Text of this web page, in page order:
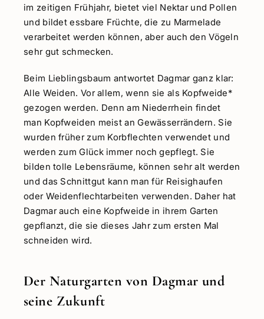
im zeitigen Frühjahr, bietet viel Nektar und Pollen
und bildet essbare Früchte, die zu Marmelade
verarbeitet werden können, aber auch den Vögeln
sehr gut schmecken.
Beim Lieblingsbaum antwortet Dagmar ganz klar:
Alle Weiden. Vor allem, wenn sie als Kopfweide*
gezogen werden. Denn am Niederrhein findet
man Kopfweiden meist an Gewässerrändern. Sie
wurden früher zum Korbflechten verwendet und
werden zum Glück immer noch gepflegt. Sie
bilden tolle Lebensräume, können sehr alt werden
und das Schnittgut kann man für Reisighaufen
oder Weidenflechtarbeiten verwenden. Daher hat
Dagmar auch eine Kopfweide in ihrem Garten
gepflanzt, die sie dieses Jahr zum ersten Mal
schneiden wird.
Der Naturgarten von Dagmar und
seine Zukunft